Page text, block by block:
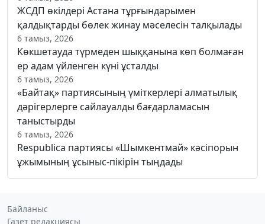
ЖСДП өкілдері Астана тұрғындарымен
қалдықтарды бөлек жинау мәселесін талқылады
6 тамыз, 2026
Көкшетауда түрмеден шыққанына көп болмаған
ер адам үйленген күні ұсталды
6 тамыз, 2026
«Байтақ» партиясының үміткерлері алматылық
дәрігерлерге сайлауалды бағдарламасын
таныстырды
6 тамыз, 2026
Respublica партиясы «Шымкентмай» кәсіпорын
ұжымының ұсыныс-пікірін тыңдады
Байланыс
Газет редакциясы